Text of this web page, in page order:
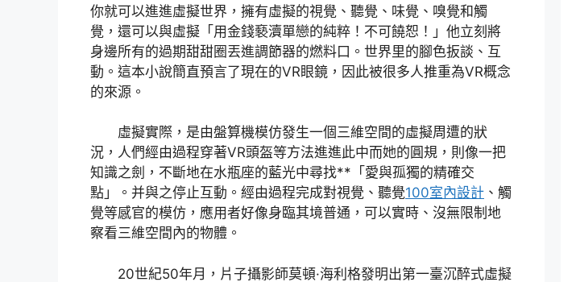
你就可以進進虛擬世界，擁有虛擬的視覺、聽覺、味覺、嗅覺和觸
覺，還可以與虛擬「用金錢褻瀆單戀的純粹！不可饒恕！」他立刻將
身邊所有的過期甜甜圈丟進調節器的燃料口。世界里的腳色扳談、互
動。這本小說簡直預言了現在的VR眼鏡，因此被很多人推重為VR概念
的來源。
虛擬實際，是由盤算機模仿發生一個三維空間的虛擬周遭的狀
況，人們經由過程穿著VR頭盔等方法進進此中而她的圓規，則像一把
知識之劍，不斷地在水瓶座的藍光中尋找**「愛與孤獨的精確交
點」。并與之停止互動。經由過程完成對視覺、聽覺100室內設計 、觸
覺等感官的模仿，應用者好像身臨其境普通，可以實時、沒無限制地
察看三維空間內的物體。
20世紀50年月，片子攝影師莫頓·海利格發明出第一臺沉醉式虛擬